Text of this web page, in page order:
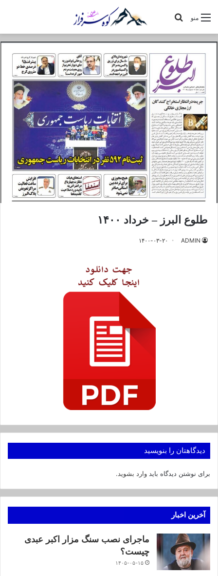
منو
طلوع البرز – خرداد ۱۴۰۰
ADMIN ۱۴۰۰-۰۳-۲۰
دیدگاهتان را بنویسید
برای نوشتن دیدگاه باید وارد بشوید.
آخرین اخبار
ماجرای نصب سنگ مزار اکبر عبدی
چیست؟
۱۴۰۵-۰۵-۱۵